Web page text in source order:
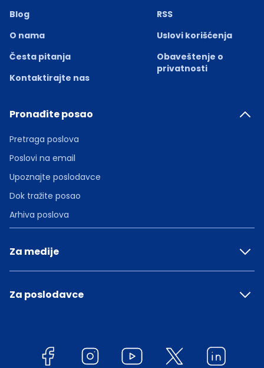
Blog
O nama
Česta pitanja
Kontaktirajte nas
RSS
Uslovi korišćenja
Obaveštenje o
privatnosti
Pronađite posao
Pretraga poslova
Poslovi na email
Upoznajte poslodavce
Dok tražite posao
Arhiva poslova
Za medije
Za poslodavce